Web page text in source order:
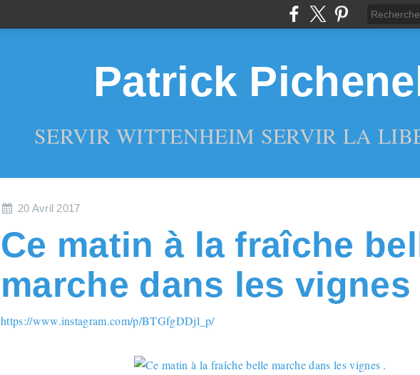
Patrick
SERVIR WITTENHEIM SERVIR LA
20 Avril 2017
Ce matin à la fraîche
marche dans les vignes
https://www.instagram.com/p/BTGfgDDjl_p/